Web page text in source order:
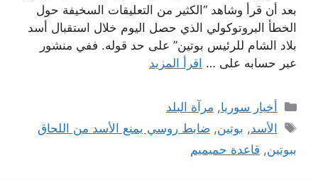
بعد أن قرأ وشاهد “الكثير من التعليقات السخيفة حول
الخطأ البروتوكولي الذي حصل اليوم خلال استقبال أسد
بلاد الشام للرئيس بوتين” على حد قوله. ففي منشور
عبر حسابه على … اقرأ المزيد
التصنيفات
أخبار سوريا, مرآة البلد
الوسوم
الأسد, بوتين,ضابط روسي يمنع الأسد من اللحاق
ببوتين, قاعدة حميميم